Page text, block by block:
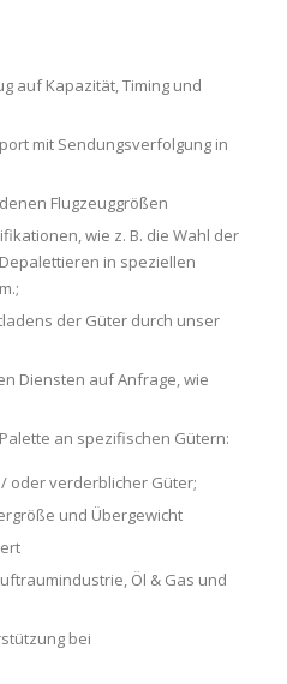
auf Kapazität, Timing und
mit Sendungsverfolgung in
Flugzeuggrößen
wie z. B. die Wahl der
in speziellen
der Güter durch unser
Diensten auf Anfrage, wie
an spezifischen Gütern:
oder verderblicher Güter;
und Übergewicht
Öl & Gas und
bei